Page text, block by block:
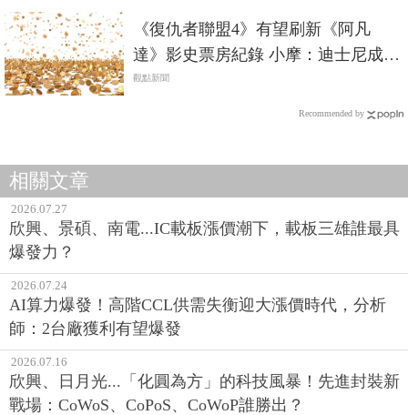
《復仇者聯盟4》有望刷新《阿凡
達》影史票房紀錄 小摩：迪士尼成功
無止盡
觀點新聞
Recommended by
相關文章
2026.07.27
欣興、景碩、南電...IC載板漲價潮下，載板三雄誰最具
爆發力？
2026.07.24
AI算力爆發！高階CCL供需失衡迎大漲價時代，分析
師：2台廠獲利有望爆發
2026.07.16
欣興、日月光...「化圓為方」的科技風暴！先進封裝新
戰場：CoWoS、CoPoS、CoWoP誰勝出？